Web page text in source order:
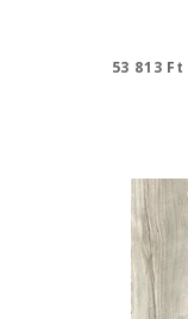
53 813 Ft